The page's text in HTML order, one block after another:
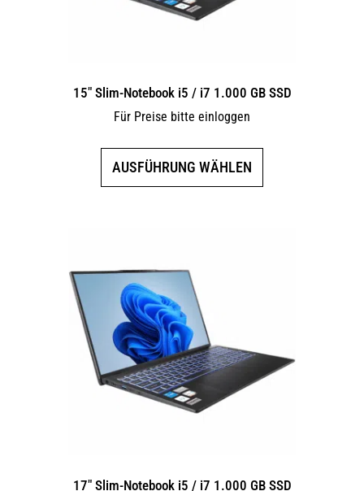
15″ Slim-Notebook i5 / i7 1.000 GB SSD
Für Preise bitte einloggen
AUSFÜHRUNG WÄHLEN
der
17″ Slim-Notebook i5 / i7 1.000 GB SSD